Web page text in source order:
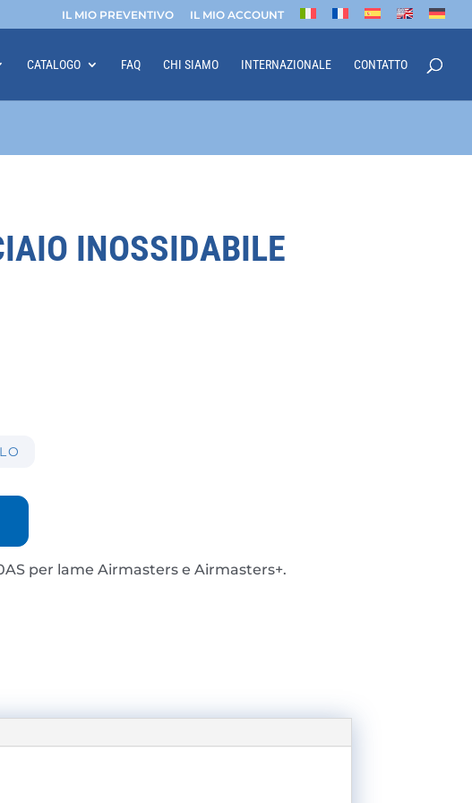
IL MIO PREVENTIVO IL MIO ACCOUNT
CATALOGO FAQ CHI SIAMO INTERNAZIONALE CONTATTO
INOSSIDABILE
per lame Airmasters e Airmasters+.